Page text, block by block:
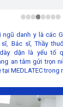
ngũ danh y là các
sĩ, Bác sĩ, Thầy
dặn là yếu tố
an tâm gửi trọn
tại MEDLATEC trong